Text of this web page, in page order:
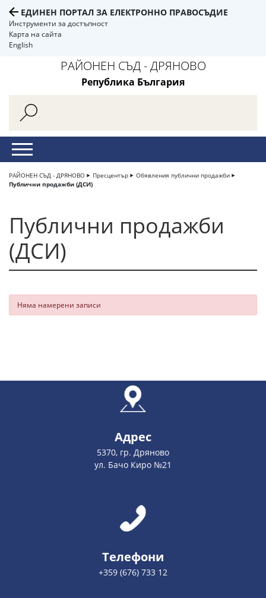
ЕДИНЕН ПОРТАЛ ЗА ЕЛЕКТРОННО ПРАВОСЪДИЕ
Инструменти за достъпност
Карта на сайта
English
РАЙОНЕН СЪД - ДРЯНОВО
Република България
РАЙОНЕН СЪД - ДРЯНОВО Пресцентър
Обявления публични продажби
Публични продажби (ДСИ)
Публични продажби
(ДСИ)
Няма намерени записи
Адрес
5370, гр. Дряново
ул. Бачо Киро №21
Телефони
+359 (676) 733 12